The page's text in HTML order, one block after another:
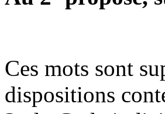
Ces mots sont
dispositions